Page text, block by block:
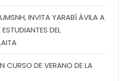
INVITA YARABÍ ÁVILA A
DEL
CURSO DE VERANO DE LA